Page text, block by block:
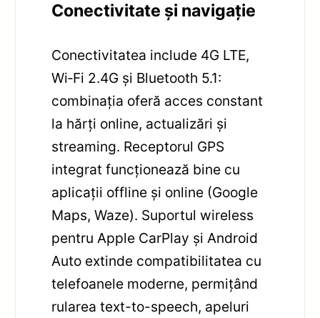
Conectivitate și navigație
Conectivitatea include 4G LTE,
Wi‑Fi 2.4G și Bluetooth 5.1:
combinația oferă acces constant
la hărți online, actualizări și
streaming. Receptorul GPS
integrat funcționează bine cu
aplicații offline și online (Google
Maps, Waze). Suportul wireless
pentru Apple CarPlay și Android
Auto extinde compatibilitatea cu
telefoanele moderne, permițând
rularea text-to-speech, apeluri